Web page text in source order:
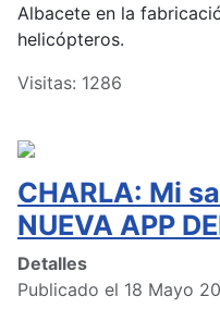
Albacete en la
helicópteros.
Visitas: 1286
CHARLA: Mi
NUEVA APP
Detalles
Publicado el 18 Mayo